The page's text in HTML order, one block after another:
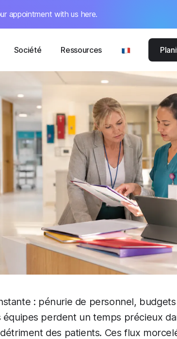
appointment with us here.
Société Ressources
: pénurie de personnel, budgets
perdent un temps précieux
des patients. Ces flux